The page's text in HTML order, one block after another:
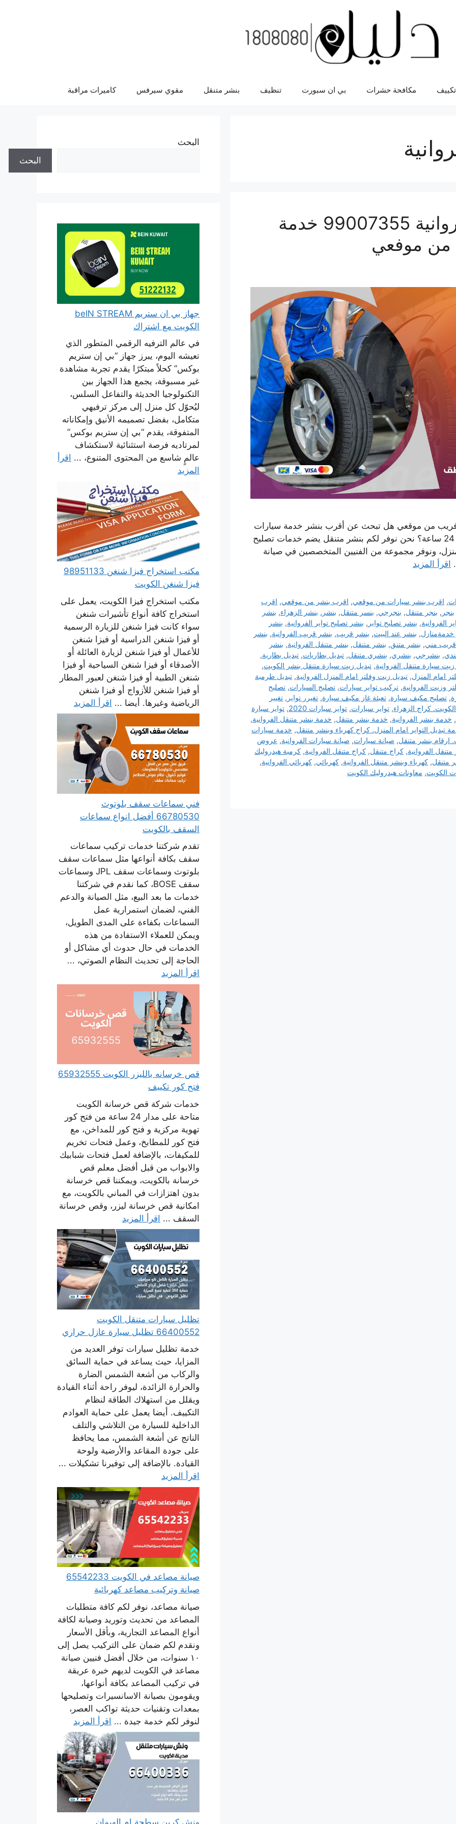
تكييف مكافحة حشرات بي ان سبورت تنظيف بنشر متنقل مقوي سيرفس كاميرات مراقبة
اقرب بنشر سيارات الفروانية 99007355 خدمة
من موفعي
فريب من موقعي هل تبحث عن أقرب بنشر خدمة سيارات
متنقلة بالفروانية يصل اليك اينما كنت وعلى مدار 24 ساعة؟ نحن نوفر لكم بنشر متنقل يضم خدمات تصليح
ونوفر مجموعة من الفنيين المتخصصين في صيانة
اقرأ المزيد
, اقرب بنشر سيارات من موقعي, اقرب بنشر من موقعي, اقرب
بنجر , بنجر متنقل, بنجرجي, بنسر متنقل, بنشر , بنشر الزهراء, بنشر
الفروانية, بنشر تصليح تواير , بنشر تصليح تواير الفروانية, بنشر
خدمةمنازل, بنشر عند البيت, بنشر قريب, بنشر قريب الفروانية, بنشر
مني, بنشر متنق, بنشر متنقل, بنشر متنقل الفروانية, بنشر
, بنشرجي, بنشري, بنشري متنقل, تبديل بطاريات, تبديل بطارية,
زيت سيارة متنقل الفروانية, تبديل زيت سيارة متنقل بنشر الكويت,
امام المنزل, تبديل زيت وفلتر امام المنزل الفروانية, تبديل طرمبة
وزيت الفروانية, تركيب تواير سيارات, تصليح السيارات, تصليح
, تصليح مكيف سيارة, تعبئة غاز مكيف سيارة, تغيرر تواير , تغيير
كراج الزهراء, تواير سيارات, تواير سيارات 2020 , تواير سيارة
, خدمة بنشر الفروانية, خدمة بنشر متنقل, خدمة بنشر متنقل الفروانية,
تبديل التواير امام المنزل. كراج كهرباء وبنشر متنقل, خدمة سيارات
ارقام بنشر متنقل, صيانة سيارات, صيانة سيارات الفروانية, عروض
الفروانية, كراج متنقل, كراج متنقل الفروانية, كرمبة هيدروليك
متنقل, كهرباء وبنشر متنقل الفروانية, كهربائي, كهربائي الفروانية,
الكويت, معاونات هيدروليك الكويت
البحث
البحث
جهاز بي ان ستريم beIN STREAM
الكويت مع اشتراك
في عالم الترفيه الرقمي المتطور الذي
تعيشه اليوم، يبرز جهاز “بي إن ستريم
بوكس” كحلاً مبتكرًا يقدم تجربة مشاهدة
غير مسبوقة، يجمع هذا الجهاز بين
التكنولوجيا الحديثة والتفاعل السلس،
ليُحوّل كل منزل إلى مركز ترفيهي
متكامل، بفضل تصميمه الأنيق وإمكاناته
المتفوقة، يقدم “بي إن ستريم بوكس”
لمرتاديه فرصة استثنائية لاستكشاف
عالمٍ شاسع من المحتوى المتنوع، ... اقرأ
المزيد
مكتب استخراج فيزا شنغن 98951133
فيزا شنغن الكويت
مكتب استخراج فيزا الكويت، يعمل على
استخراج كافة أنواع تأشيرات شنغن
سواء كانت فيزا شنغن للزيارة الرسمية
أو فيزا شنغن الدراسية أو فيزا شنغن
للأعمال أو فيزا شنغن لزيارة العائلة أو
الأصدقاء أو فيزا شنغن السياحية أو فيزا
شنغن الطبية أو فيزا شنغن لعبور المطار
أو فيزا شنغن للأزواج أو فيزا شنغن
الرياضية وغيرها. أيضا ... اقرأ المزيد
فني سماعات سقف بلوتوث
66780530 أفضل انواع سماعات
السقف بالكويت
تقدم شركتنا خدمات تركيب سماعات
سقف بكافة أنواعها مثل سماعات سقف
بلوتوث وسماعات سقف JPL وسماعات
سقف BOSE، كما نقدم في شركتنا
خدمات ما بعد البيع، مثل الصيانة والدعم
الفني، لضمان استمرارية عمل
السماعات بكفاءة على المدى الطويل،
ويمكن للعملاء الاستفادة من هذه
الخدمات في حال حدوث أي مشاكل أو
الحاجة إلى تحديث النظام الصوتي، ...
اقرأ المزيد
قص خرسانه بالليزر الكويت 65932555
فتح كور تكييف
خدمات شركة قص خرسانة الكويت
متاحة على مدار 24 ساعة من فتح كور
تهوية مركزية و فتح كور للمداخن، مع
فتح كور للمطابخ، وعمل فتحات تخريم
للمكيفات، بالإضافة لعمل فتحات شبابيك
والابواب من قبل أفضل معلم قص
خرسانة بالكويت، ويمكننا قص خرسانة
بدون اهتزازات في المباني بالكويت، مع
امكانية قص خرسانة ليزر، وقص خرسانة
السقف ... اقرأ المزيد
تظليل سيارات متنقل الكويت
66400552 تظليل سيارة عازل حراري
خدمة تظليل سيارات توفر العديد من
المزايا، حيث يساعد في حماية السائق
والركاب من أشعة الشمس الضارة
والحرارة الزائدة، ليوفر راحة أثناء القيادة
ويقلل من استهلاك الطاقة لنظام
التكييف. أيضا يعمل على حماية العوادم
الداخلية للسيارة من التلاشي والتلف
الناتج عن أشعة الشمس، مما يحافظ
على جودة المقاعد والأرضية ولوحة
القيادة. بالإضافة إلى توفيرنا تشكيلات ...
اقرأ المزيد
صيانة مصاعد في الكويت 65542233
صيانة وتركيب مصاعد كهربائية
صيانة مصاعد، نوفر لكم كافة متطلبات
المصاعد من تحديث وتوريد وصيانة لكافة
أنواع المصاعد التجارية، وبأقل الأسعار
ونقدم لكم ضمان على التركيب يصل إلى
١٠ سنوات، من خلال أفضل فنيين صيانة
مصاعد في الكويت لديهم خبرة عريقة
في تركيب المصاعد بكافة أنواعها،
ويقومون بصيانة الاسانسيرات وتصليحها
بمعدات وتقنيات حديثة تواكب العصر،
لنوفر لكم خدمة جيدة ... اقرأ المزيد
ونش كرين سطحة ام الهيمان